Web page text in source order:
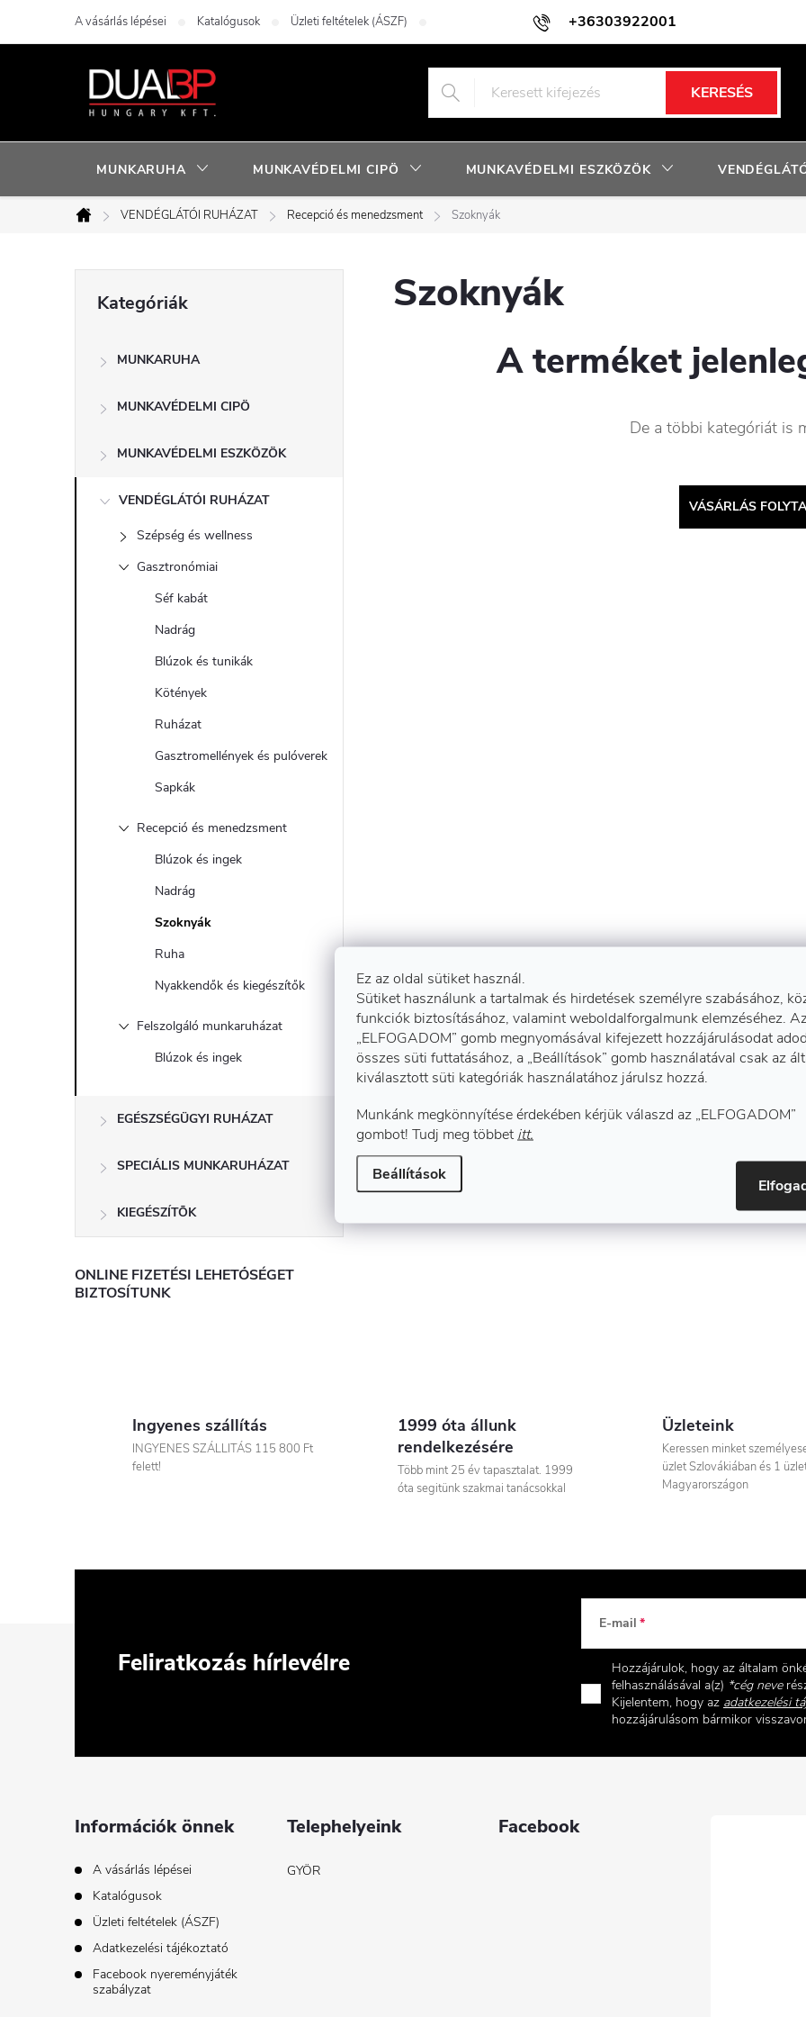
Ez az oldal sütiket használ.
Sütiket használunk a tartalmak és hirdetések személyre szabásához,
funkciók biztosításához, valamint weboldalforgalmunk elemzéséhez.
„ELFOGADOM” gomb megnyomásával kifejezett hozzájárulásodat
összes süti futtatásához, a „Beállítások” gomb használatával csak az
kiválasztott süti kategóriák használatához járulsz hozzá.
Munkánk megkönnyítése érdekében kérjük válaszd az „ELFOGADOM”
gombot! Tudj meg többet itt.
Beállítások
+36303922001
A vásárlás lépései Katalógusok Üzleti feltételek (ÁSZF) Adatkezelési tájékoztató Facebook nyereményjáték szabályzat
KERESÉS
MUNKARUHA MUNKAVÉDELMI CIPÖ MUNKAVÉDELMI ESZKÖZÖK
Kezdőlap
VENDÉGLÁTÓI RUHÁZAT Recepció és menedzsment Szoknyák
O
l
átugrása
Kategóriák
MUNKARUHA
MUNKAVÉDELMI CIPÖ
MUNKAVÉDELMI ESZKÖZÖK
VENDÉGLÁTÓI RUHÁZAT
Szépség és wellness
Gasztronómiai
Séf kabát
Nadrág
Blúzok és tunikák
Kötények
Ruházat
Gasztromellények és pulóverek
Sapkák
Recepció és menedzsment
Blúzok és ingek
Nadrág
Szoknyák
Ruha
Nyakkendők és kiegészítők
Felszolgáló munkaruházat
Blúzok és ingek
EGÉSZSÉGÜGYI RUHÁZAT
SPECIÁLIS MUNKARUHÁZAT
KIEGÉSZÍTŌK
ONLINE FIZETÉSI LEHETŐSÉGET
BIZTOSÍTUNK
Szoknyák
A terméket
De a többi kategóriát is
VÁSÁRLÁS
Ingyenes szállítás
INGYENES SZÁLLITÁS 115 800 Ft
felett!
1999 óta állunk
rendelkezésére
Több mint 25 év tapasztalat. 1999
óta segitünk szakmai tanácsokkal
Üzleteink
Keressen minket
üzlet Szlovákiában és 1
Magyarországon
Feliratkozás hírlevélre
E-mail
Hozzájárulok, hogy az általam
felhasználásával a(z) *cég neve
Kijelentem, hogy az adatkezelési
hozzájárulásom bármikor
Információk önnek
A vásárlás lépései
Katalógusok
Üzleti feltételek (ÁSZF)
Adatkezelési tájékoztató
Facebook nyereményjáték
szabályzat
Telephelyeink
GYÖR
Facebook